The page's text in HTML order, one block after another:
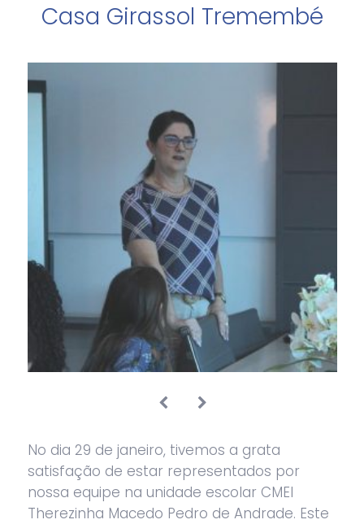
Casa Girassol Tremembé
No dia 29 de janeiro, tivemos a grata
satisfação de estar representados por
nossa equipe na unidade escolar CMEI
Therezinha Macedo Pedro de Andrade. Este